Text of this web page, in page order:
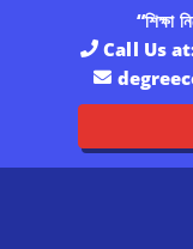
“শিক্ষা
Call Us